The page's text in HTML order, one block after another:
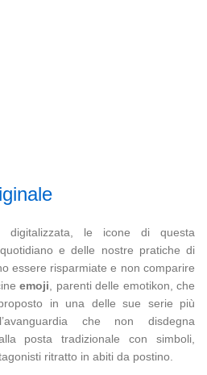
digitalizzata, le icone di questa
e delle nostre pratiche di
essere risparmiate e non comparire
emoji , parenti delle emotikon, che
in una delle sue serie più
che non disdegna
posta tradizionale con simboli,
ritratto in abiti da postino.